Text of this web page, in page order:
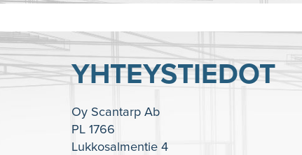
YHTEYSTIEDOT
Oy Scantarp Ab
PL 1766
Lukkosalmentie 4